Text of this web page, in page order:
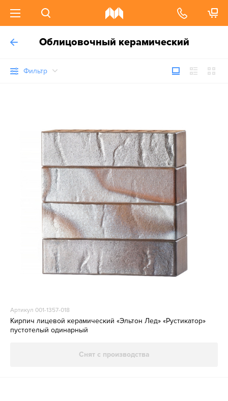
Облицовочный керамический
Фильтр
Артикул 001-1357-018
Кирпич лицевой керамический «Эльтон Лед» «Рустикатор»
пустотелый одинарный
Снят с производства